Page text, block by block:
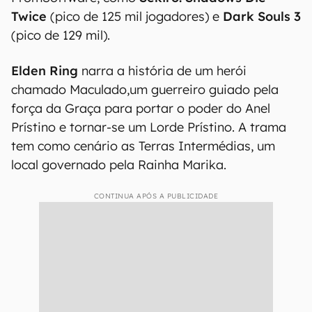
Twice (pico de 125 mil jogadores) e Dark Souls 3
(pico de 129 mil).
Elden Ring narra a história de um herói
chamado Maculado,um guerreiro guiado pela
força da Graça para portar o poder do Anel
Prístino e tornar-se um Lorde Prístino. A trama
tem como cenário as Terras Intermédias, um
local governado pela Rainha Marika.
CONTINUA APÓS A PUBLICIDADE